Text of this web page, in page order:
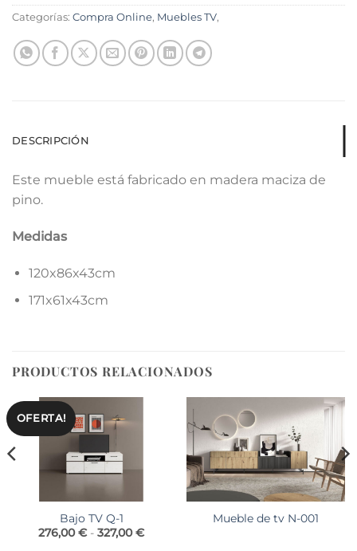
Categorías: Compra Online, Muebles TV,
DESCRIPCIÓN
Este mueble está fabricado en madera maciza de
pino.
Medidas
120x86x43cm
171x61x43cm
PRODUCTOS RELACIONADOS
OFERTA!
Bajo TV Q-1
276,00€ - 327,00€Rango
Mueble de tv N-001